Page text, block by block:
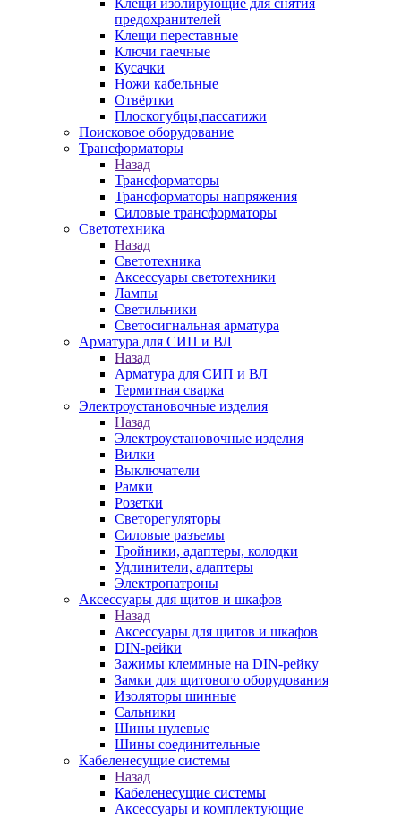
Клещи изолирующие для снятия
предохранителей
Клещи переставные
Ключи гаечные
Кусачки
Ножи кабельные
Отвёртки
Плоскогубцы,пассатижи
Поисковое оборудование
Трансформаторы
Назад
Трансформаторы
Трансформаторы напряжения
Силовые трансформаторы
Светотехника
Назад
Светотехника
Аксессуары светотехники
Лампы
Светильники
Светосигнальная арматура
Арматура для СИП и ВЛ
Назад
Арматура для СИП и ВЛ
Термитная сварка
Электроустановочные изделия
Назад
Электроустановочные изделия
Вилки
Выключатели
Рамки
Розетки
Светорегуляторы
Силовые разъемы
Тройники, адаптеры, колодки
Удлинители, адаптеры
Электропатроны
Аксессуары для щитов и шкафов
Назад
Аксессуары для щитов и шкафов
DIN-рейки
Зажимы клеммные на DIN-рейку
Замки для щитового оборудования
Изоляторы шинные
Сальники
Шины нулевые
Шины соединительные
Кабеленесущие системы
Назад
Кабеленесущие системы
Аксессуары и комплектующие